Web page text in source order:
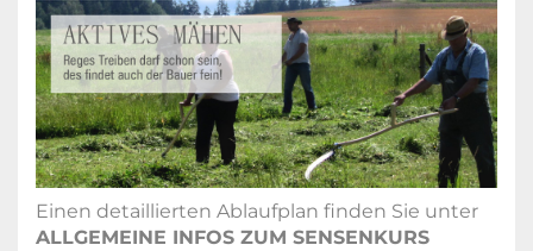
Einen detaillierten Ablaufplan finden Sie unter
ALLGEMEINE INFOS ZUM SENSENKURS